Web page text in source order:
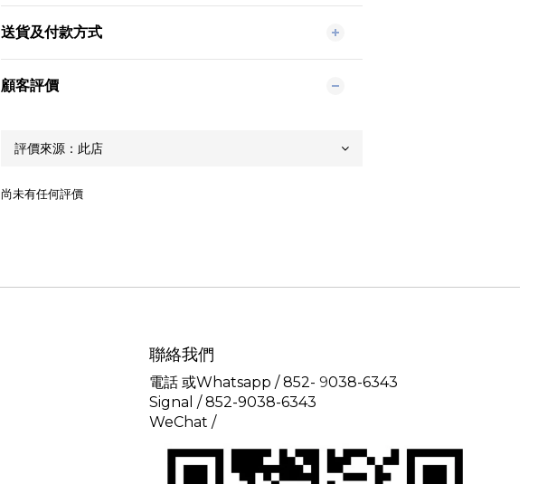
送貨及付款方式
顧客評價
尚未有任何評價
聯絡我們
電話 或Whatsapp / 852- 9038-6343
Signal /852-9038-6343
WeChat /